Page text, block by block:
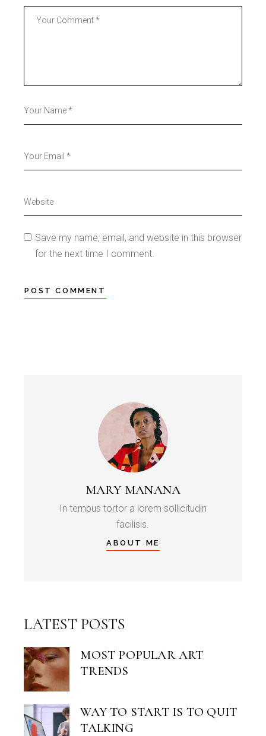
Save my name, email, and website in this browser
for the next time I comment.
POST COMMENT
MARY MANANA
In tempus tortor a lorem sollicitudin
facilisis.
ABOUT ME
LATEST POSTS
MOST POPULAR ART
TRENDS
WAY TO START IS TO QUIT
TALKING